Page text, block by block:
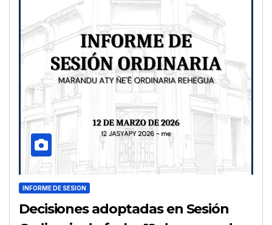
INFORME DE SESION
Decisiones adoptadas en Sesión